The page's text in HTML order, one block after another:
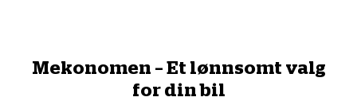
Mekonomen – Et lønnsomt valg
for din bil